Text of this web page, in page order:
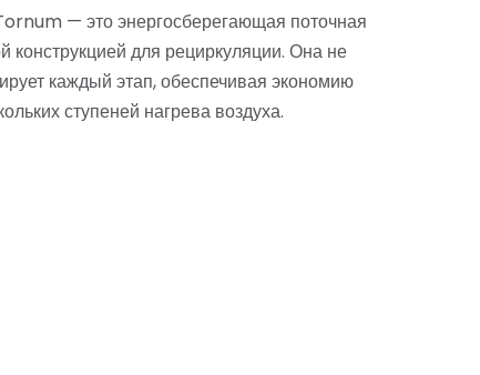
— это энергосберегающая поточная
конструкцией для рециркуляции. Она не
каждый этап, обеспечивая экономию
ступеней нагрева воздуха.